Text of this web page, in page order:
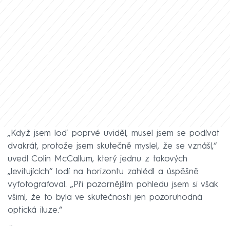
„Když jsem loď poprvé uviděl, musel jsem se podívat
dvakrát, protože jsem skutečně myslel, že se vznáší,“
uvedl Colin McCallum, který jednu z takových
„levitujících“ lodí na horizontu zahlédl a úspěšně
vyfotografoval. „Při pozornějším pohledu jsem si však
všiml, že to byla ve skutečnosti jen pozoruhodná
optická iluze.“